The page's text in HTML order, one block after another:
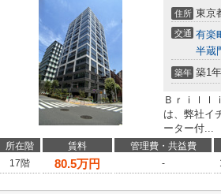
住所 東京
交通 有楽
半蔵
築年 築1
Ｂｒｉｌｌ
は、弊社イ
ーター付...
所在階 賃料 管理費・共益費
17階
80.5万円 -